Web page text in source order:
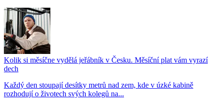
Kolik si měsíčne vydělá jeřábník v Česku. Měsíční plat vám vyrazí
dech
Každý den stoupají desítky metrů nad zem, kde v úzké kabině
rozhodují o životech svých kolegů na...